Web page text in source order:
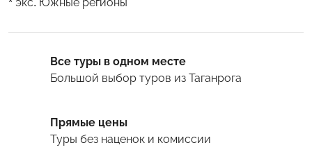
Все туры в одном месте
Большой выбор туров из Таганрога
Прямые цены
Туры без наценок и комиссии